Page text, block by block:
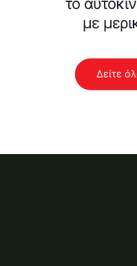
με
Δείτε